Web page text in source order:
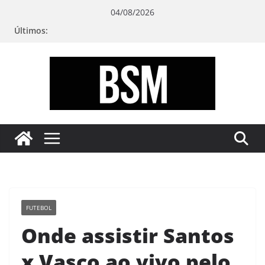
04/08/2026
Últimos:
sua
Mente
FUTEBOL
Onde assistir Santos